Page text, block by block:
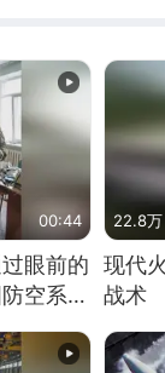
00:44
眼前的
空系统
22.8
现代
战术